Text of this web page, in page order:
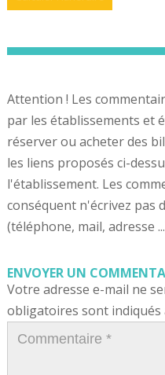
Attention ! Les
par les établissements et
réserver ou acheter des
les liens proposés ci-
l'établissement. Les
conséquent n'écrivez pas
(téléphone, mail, adresse
ENVOYER UN
Votre adresse e-mail ne
obligatoires sont indiqués